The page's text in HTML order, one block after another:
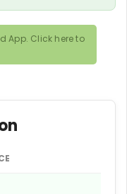
App. Click here to